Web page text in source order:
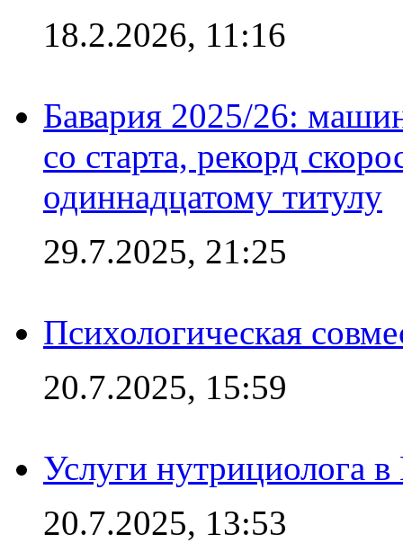
18.2.2026, 11:16
Бавария 2025/26:
со старта, рекорд
одиннадцатому титулу
29.7.2025, 21:25
Психологическая
20.7.2025, 15:59
Услуги нутрициолога
20.7.2025, 13:53